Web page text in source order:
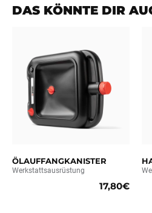
DAS KÖNNTE DIR
ÖLAUFFANGKANISTER
Werkstattsausrüstung
17,80€